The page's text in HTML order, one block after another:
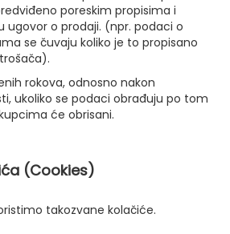
poreskim propisima i
ugovor o prodaji. (npr. podaci o
se čuvaju koliko je to propisano
rokova, odnosno nakon
ukoliko se podaci obrađuju po tom
će obrisani.
(Cookies)
takozvane kolačiće.